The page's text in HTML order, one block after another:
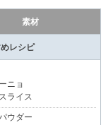
素材
レシピ
ニョ
ライス
ウダー